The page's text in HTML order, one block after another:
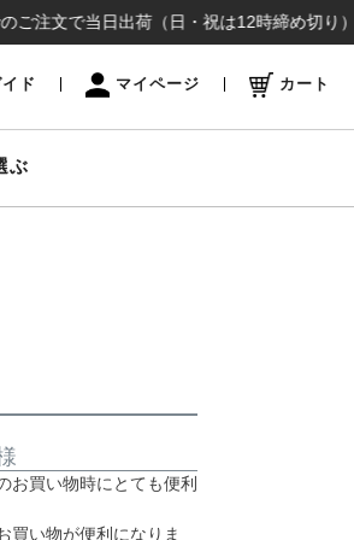
文で当日出荷（日・祝は12時締め切り）
ド マイページ カート
ぶ
お買い物時にとても便利
買い物が便利になりま